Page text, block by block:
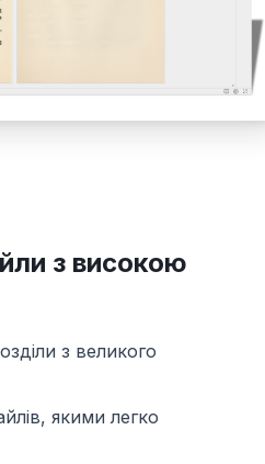
з високою
з великого
якими легко